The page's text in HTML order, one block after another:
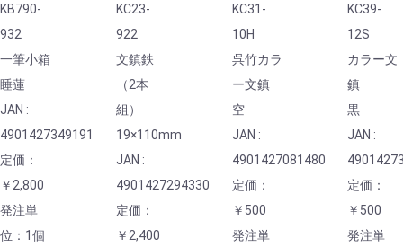
KB790-
932
一筆小箱
睡蓮
JAN :
4901427349191
定価：
￥2,800
発注単
位：1個
KC23-
922
文鎮鉄
（2本
組）
19×110mm
JAN :
4901427294330
定価：
￥2,400
KC31-
10H
呉竹カラ
ー文鎮
空
JAN :
4901427081480
定価：
￥500
発注単
KC39-
12S
カラー文
鎮
黒
JAN :
定価：
￥500
発注単